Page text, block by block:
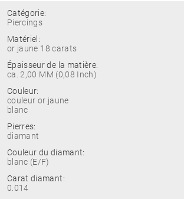
Catégorie:
Piercings
Matériel:
or jaune 18 carats
Épaisseur de la matière:
ca. 2,00 MM (0,08 Inch)
Couleur:
couleur or jaune
blanc
Pierres:
diamant
Couleur du diamant:
blanc (E/F)
Carat diamant:
0.014